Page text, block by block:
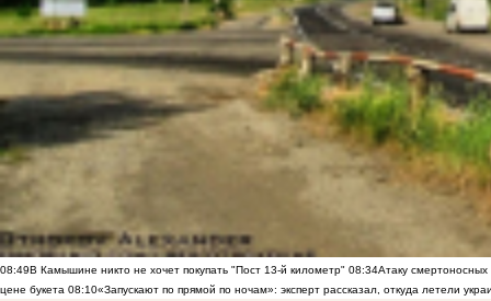
08:49В Камышине никто не хочет покупать "Пост 13-й километр" 08:34Атаку
цене букета 08:10«Запускают по прямой по ночам»: эксперт рассказал, откуда летели